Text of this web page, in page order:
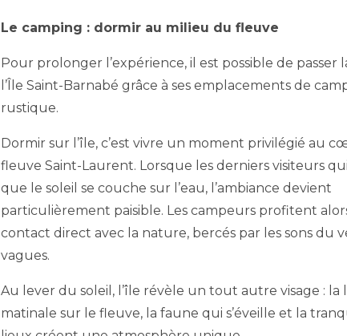
Le camping : dormir au milieu du fleuve
Pour prolonger l’expérience, il est possible de passer
l’Île Saint-Barnabé grâce à ses emplacements de
rustique.
Dormir sur l’île, c’est vivre un moment privilégié au
fleuve Saint-Laurent. Lorsque les derniers visiteurs
que le soleil se couche sur l’eau, l’ambiance devient
particulièrement paisible. Les campeurs profitent
contact direct avec la nature, bercés par les sons du
vagues.
Au lever du soleil, l’île révèle un tout autre visage : la
matinale sur le fleuve, la faune qui s’éveille et la